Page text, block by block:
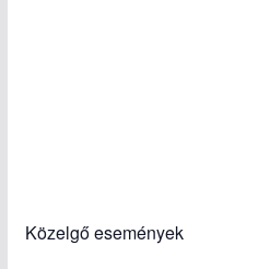
Közelgő események